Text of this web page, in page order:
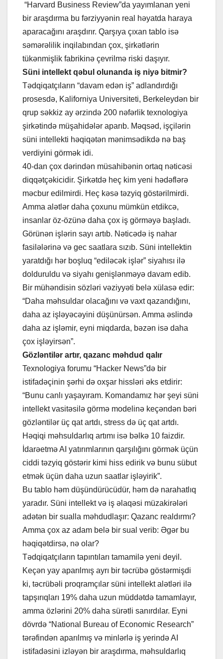
“Harvard Business Review”da yayımlanan yeni
bir araşdırma bu fərziyyənin real həyatda haraya
aparacağını araşdırır. Qarşıya çıxan tablo isə
səmərəlilik inqilabından çox, şirkətlərin
tükənmişlik fabrikinə çevrilmə riski daşıyır.
Süni intellekt qəbul olunanda iş niyə bitmir?
Tədqiqatçıların “davam edən iş” adlandırdığı
prosesdə, Kaliforniya Universiteti, Berkeleydən bir
qrup səkkiz ay ərzində 200 nəfərlik texnologiya
şirkətində müşahidələr aparıb. Məqsəd, işçilərin
süni intellekti həqiqətən mənimsədikdə nə baş
verdiyini görmək idi.
40-dan çox dərindən müsahibənin ortaq nəticəsi
diqqətçəkicidir. Şirkətdə heç kim yeni hədəflərə
məcbur edilmirdi. Heç kəsə təzyiq göstərilmirdi.
Amma alətlər daha çoxunu mümkün etdikcə,
insanlar öz-özünə daha çox iş görməyə başladı.
Görünən işlərin sayı artıb. Nəticədə iş nahar
fasilələrinə və gec saatlara sızıb. Süni intellektin
yaratdığı hər boşluq “ediləcək işlər” siyahısı ilə
dolduruldu və siyahı genişlənməyə davam edib.
Bir mühəndisin sözləri vəziyyəti belə xülasə edir:
“Daha məhsuldar olacağını və vaxt qazandığını,
daha az işləyəcəyini düşünürsən. Amma əslində
daha az işləmir, eyni miqdarda, bəzən isə daha
çox işləyirsən”.
Gözləntilər artır, qazanc məhdud qalır
Texnologiya forumu “Hacker News”də bir
istifadəçinin şərhi də oxşar hissləri əks etdirir:
“Bunu canlı yaşayıram. Komandamız hər şeyi süni
intellekt vasitəsilə görmə modelinə keçəndən bəri
gözləntilər üç qat artdı, stress də üç qat artdı.
Həqiqi məhsuldarlıq artımı isə bəlkə 10 faizdir.
İdarəetmə AI yatırımlarının qarşılığını görmək üçün
ciddi təzyiq göstərir kimi hiss edirik və bunu sübut
etmək üçün daha uzun saatlar işləyirik”.
Bu tablo həm düşündürücüdür, həm də narahatlıq
yaradır. Süni intellekt və iş əlaqəsi müzakirələri
adətən bir sualla məhdudlaşır: Qazanc realdırmı?
Amma çox az adam belə bir sual verib: Əgər bu
həqiqətdirsə, nə olar?
Tədqiqatçıların tapıntıları tamamilə yeni deyil.
Keçən yay aparılmış ayrı bir təcrübə göstərmişdi
ki, təcrübəli proqramçılar süni intellekt alətləri ilə
tapşırıqları 19% daha uzun müddətdə tamamlayır,
amma özlərini 20% daha sürətli sanırdılar. Eyni
dövrdə “National Bureau of Economic Research”
tərəfindən aparılmış və minlərlə iş yerində AI
istifadəsini izləyən bir araşdırma, məhsuldarlıq